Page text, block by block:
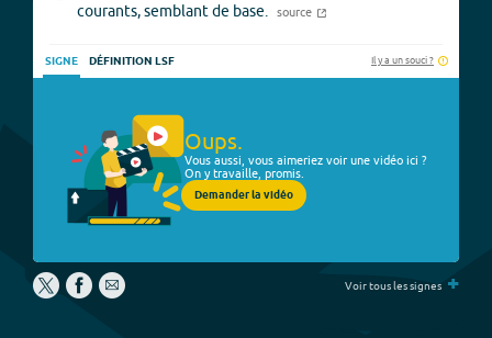
courants, semblant de base.
source
SIGNE DÉFINITION LSF Il y a un souci ?
Oups.
Vous aussi, vous aimeriez voir une vidéo ici ?
On y travaille, promis.
Demander la vidéo
Voir tous les signes +